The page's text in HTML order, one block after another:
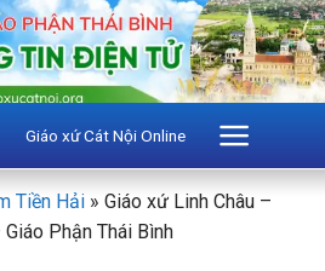
Giáo xứ Cát Nội Online
Tiền Hải » Giáo xứ Linh Châu –
Phận Thái Bình